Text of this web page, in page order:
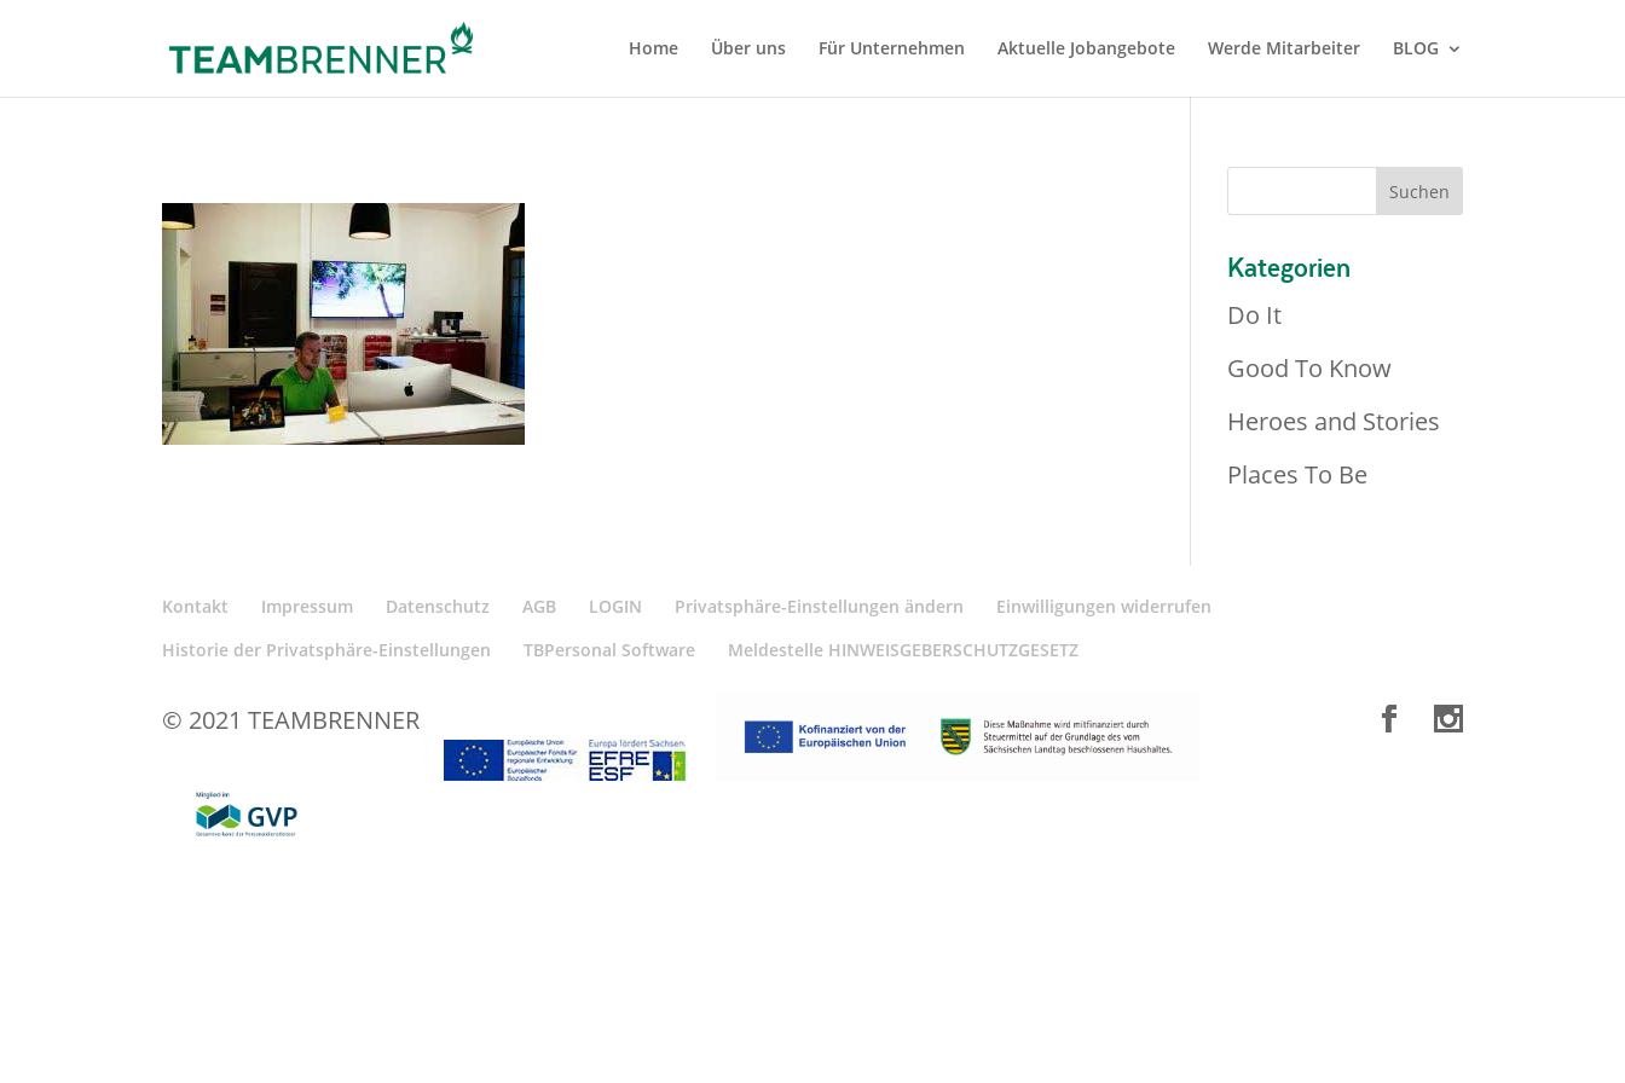
Home Über uns Für Unternehmen Aktuelle Jobangebote Werde Mitarbeiter BLOG
Kategorien
Do It
Good To Know
Heroes and Stories
Places To Be
Kontakt Impressum Datenschutz AGB LOGIN Privatsphäre-Einstellungen ändern
Einwilligungen widerrufen
Historie der Privatsphäre-Einstellungen
TBPersonal Software Meldestelle HINWEISGEBERSCHUTZGESETZ
© 2021 TEAMBRENNER